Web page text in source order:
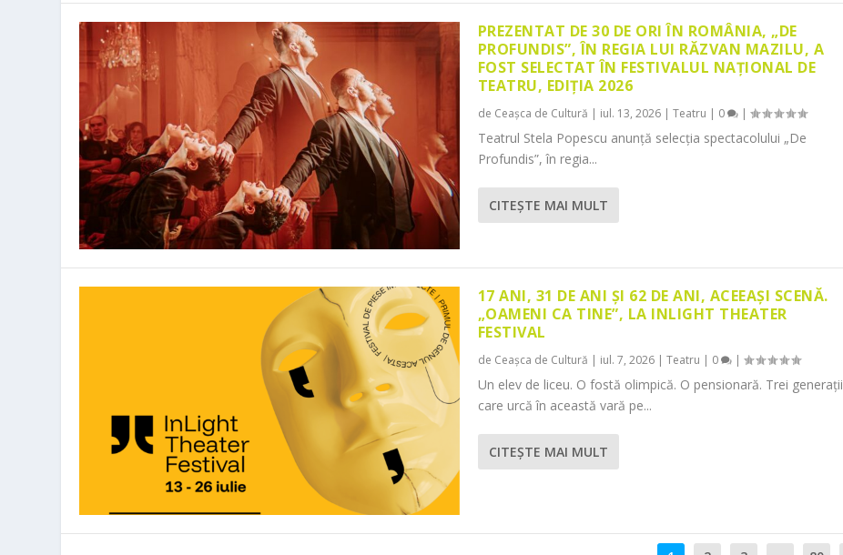
PREZENTAT DE 30 DE ORI ÎN ROMÂNIA, „DE
PROFUNDIS”, ÎN REGIA LUI RĂZVAN MAZILU, A
FOST SELECTAT ÎN FESTIVALUL NAȚIONAL DE
TEATRU, EDIȚIA 2026
de Ceașca de Cultură | iul. 13, 2026| Teatru | 0 |
Teatrul Stela Popescu anunță selecția spectacolului „De
Profundis”, în regia...
CITEŞTE MAI MULT
17 ANI, 31 DE ANI ȘI 62 DE ANI, ACEEAȘI SCENĂ.
„OAMENI CA TINE”, LA INLIGHT THEATER
FESTIVAL
de Ceașca de Cultură | iul. 7, 2026| Teatru | 0 |
Un elev de liceu. O fostă olimpică. O pensionară. Trei generații
care urcă în această vară pe...
CITEŞTE MAI MULT